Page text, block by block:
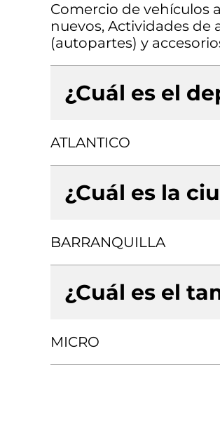
Comercio de vehículos
nuevos, Actividades de
(autopartes) y
¿Cuál es el
ATLANTICO
¿Cuál es la
BARRANQUILLA
¿Cuál es el
MICRO